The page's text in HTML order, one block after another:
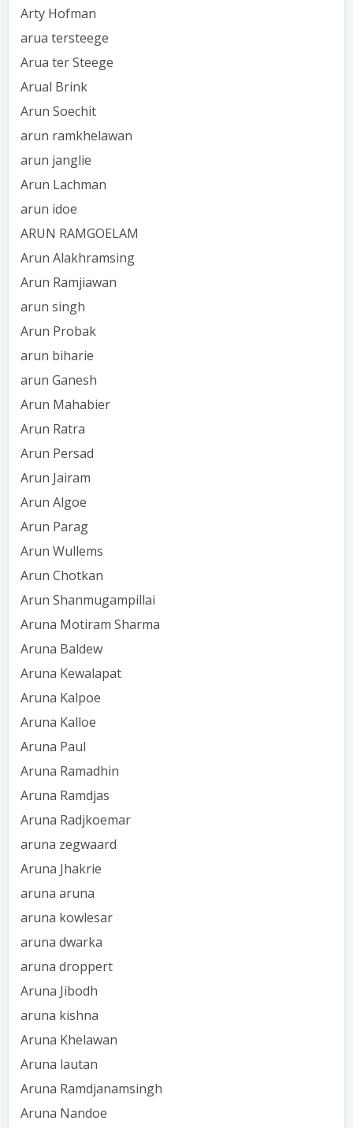
Arty Hofman
arua tersteege
Arua ter Steege
Arual Brink
Arun Soechit
arun ramkhelawan
arun janglie
Arun Lachman
arun idoe
ARUN RAMGOELAM
Arun Alakhramsing
Arun Ramjiawan
arun singh
Arun Probak
arun biharie
arun Ganesh
Arun Mahabier
Arun Ratra
Arun Persad
Arun Jairam
Arun Algoe
Arun Parag
Arun Wullems
Arun Chotkan
Arun Shanmugampillai
Aruna Motiram Sharma
Aruna Baldew
Aruna Kewalapat
Aruna Kalpoe
Aruna Kalloe
Aruna Paul
Aruna Ramadhin
Aruna Ramdjas
Aruna Radjkoemar
aruna zegwaard
Aruna Jhakrie
aruna aruna
aruna kowlesar
aruna dwarka
aruna droppert
Aruna Jibodh
aruna kishna
Aruna Khelawan
Aruna lautan
Aruna Ramdjanamsingh
Aruna Nandoe